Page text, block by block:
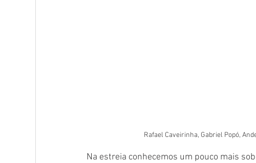
Rafael Caveirinha, Gabriel Popó,
Na estreia conhecemos um pouco mais